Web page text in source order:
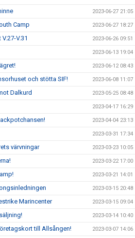
2023-06-27 21:05
Camp 2023-06-27 18:27
V.31 2023-06-26 09:51
2023-06-13 19:04
2023-06-12 08:43
och stötta SIF! 2023-06-08 11:07
Dalkurd 2023-05-25 08:48
2023-04-17 16:29
2023-04-04 23:13
2023-03-31 17:34
värvningar 2023-03-23 10:05
2023-03-22 17:00
2023-03-21 14:01
2023-03-15 20:48
Marincenter 2023-03-15 09:04
2023-03-14 10:40
till Allsången! 2023-03-07 14:06